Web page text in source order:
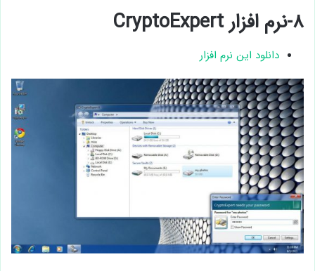
۸-نرم افزار CryptoExpert
دانلود این نرم افزار